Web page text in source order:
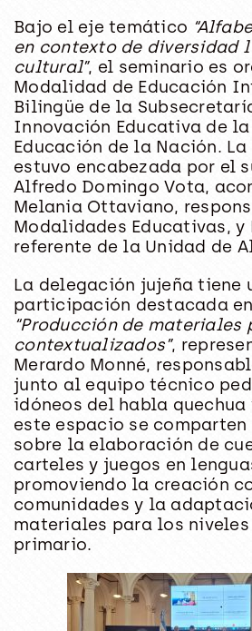
Bajo el eje temático
en contexto de diversidad
cultural”, el seminario es
Modalidad de Educación
Bilingüe de la
Innovación Educativa de
Educación de la Nación.
estuvo encabezada por el
Alfredo Domingo Vota,
Melania Ottaviano,
Modalidades Educativas, y
referente de la Unidad de
La delegación jujeña tiene
participación destacada
“Producción de materiales
contextualizados”,
Merardo Monné,
junto al equipo técnico
idóneos del habla quechua
este espacio se comparten
sobre la elaboración de
carteles y juegos en
promoviendo la creación
comunidades y la
materiales para los
primario.